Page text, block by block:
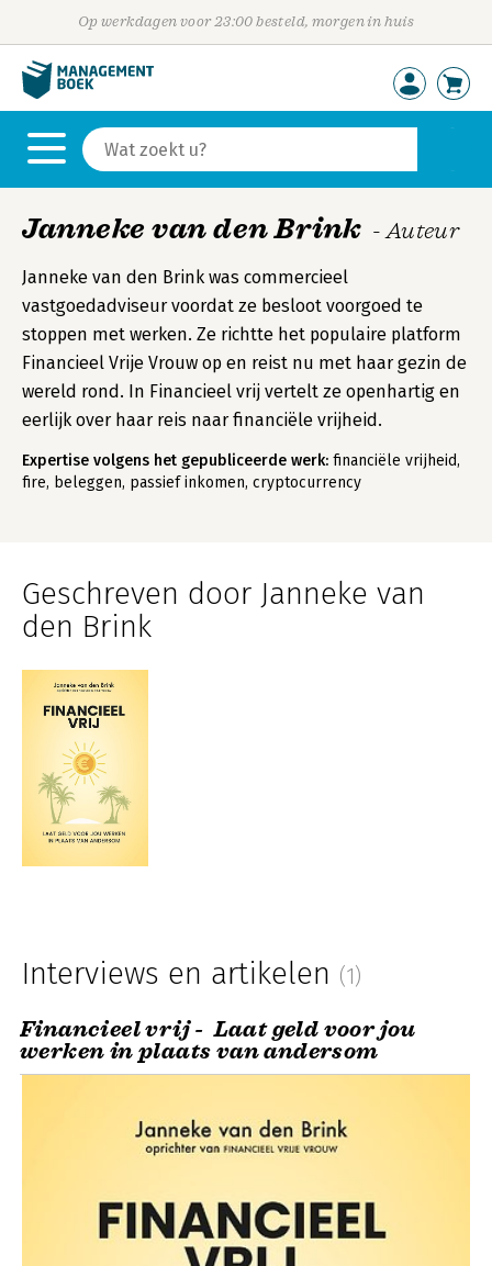
Op werkdagen voor 23:00 besteld, morgen in huis
Janneke van den Brink - Auteur
Janneke van den Brink was commercieel
vastgoedadviseur voordat ze besloot voorgoed te
stoppen met werken. Ze richtte het populaire platform
Financieel Vrije Vrouw op en reist nu met haar gezin de
wereld rond. In Financieel vrij vertelt ze openhartig en
eerlijk over haar reis naar financiële vrijheid.
Expertise volgens het gepubliceerde werk: financiële vrijheid,
fire, beleggen, passief inkomen, cryptocurrency
Geschreven door Janneke van
den Brink
Interviews en artikelen (1)
Financieel vrij - Laat geld voor jou
werken in plaats van andersom